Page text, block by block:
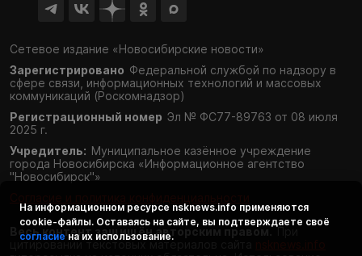
Сетевое издание «Новосибирские новости»
Зарегистрировано Федеральной службой по надзору в
сфере связи, информационных технологий и массовых
коммуникаций (Роскомнадзор)
Регистрационный номер Эл № ФС77-89763 от 08 июля
2025 г.
Учредитель: Муниципальное казённое учреждение
города Новосибирска «Информационное агентство
"Новосибирск"»
Весь контент защищён авторским правом. При
цитировании текстовых материалов сайта
На информационном ресурсе nsknews.info применяются
cookie-файлы. Оставаясь на сайте, вы подтверждаете своё
согласие на их использование.